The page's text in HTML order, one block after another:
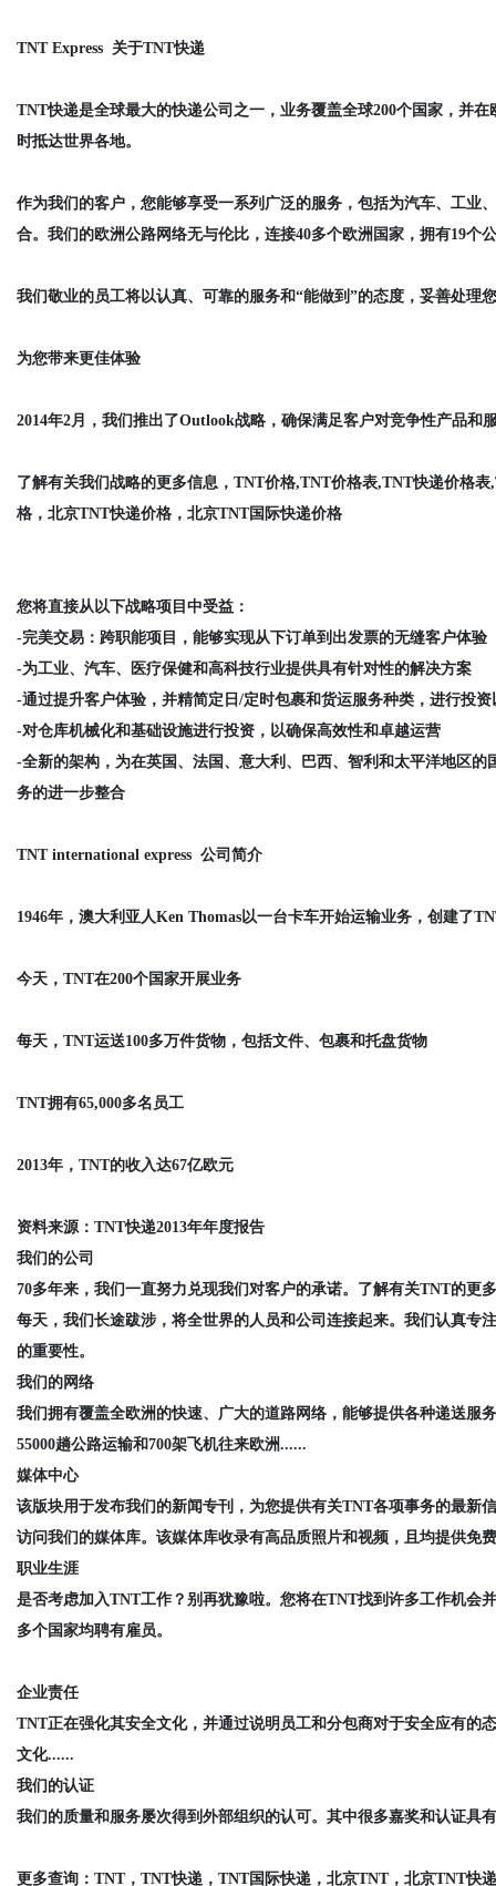
TNT Express 关于TNT快递
TNT快递是全球最大的快递公司之一，业务覆盖全球200个国家，并
时抵达世界各地。
作为我们的客户，您能够享受一系列广泛的服务，包括为汽车、工业
合。我们的欧洲公路网络无与伦比，连接40多个欧洲国家，拥有19个
我们敬业的员工将以认真、可靠的服务和“能做到”的态度，妥善处理
为您带来更佳体验
2014年2月，我们推出了Outlook战略，确保满足客户对竞争性产品和
了解有关我们战略的更多信息，TNT价格,TNT价格表,TNT快递价格
格，北京TNT快递价格，北京TNT国际快递价格
您将直接从以下战略项目中受益：
-完美交易：跨职能项目，能够实现从下订单到出发票的无缝客户体验
-为工业、汽车、医疗保健和高科技行业提供具有针对性的解决方案
-通过提升客户体验，并精简定日/定时包裹和货运服务种类，进行投
-对仓库机械化和基础设施进行投资，以确保高效性和卓越运营
-全新的架构，为在英国、法国、意大利、巴西、智利和太平洋地区
务的进一步整合
TNT international express 公司简介
1946年，澳大利亚人Ken Thomas以一台卡车开始运输业务，创建了
今天，TNT在200个国家开展业务
每天，TNT运送100多万件货物，包括文件、包裹和托盘货物
TNT拥有65,000多名员工
2013年，TNT的收入达67亿欧元
资料来源：TNT快递2013年年度报告
我们的公司
70多年来，我们一直努力兑现我们对客户的承诺。了解有关TNT的更
每天，我们长途跋涉，将全世界的人员和公司连接起来。我们认真
的重要性。
我们的网络
我们拥有覆盖全欧洲的快速、广大的道路网络，能够提供各种递送服
55000趟公路运输和700架飞机往来欧洲......
媒体中心
该版块用于发布我们的新闻专刊，为您提供有关TNT各项事务的最新
访问我们的媒体库。该媒体库收录有高品质照片和视频，且均提供免
职业生涯
是否考虑加入TNT工作？别再犹豫啦。您将在TNT找到许多工作机会
多个国家均聘有雇员。
企业责任
TNT正在强化其安全文化，并通过说明员工和分包商对于安全应有的
文化......
我们的认证
我们的质量和服务屡次得到外部组织的认可。其中很多嘉奖和认证
更多查询： TNT，TNT快递，TNT国际快递，北京TNT，北京TNT快